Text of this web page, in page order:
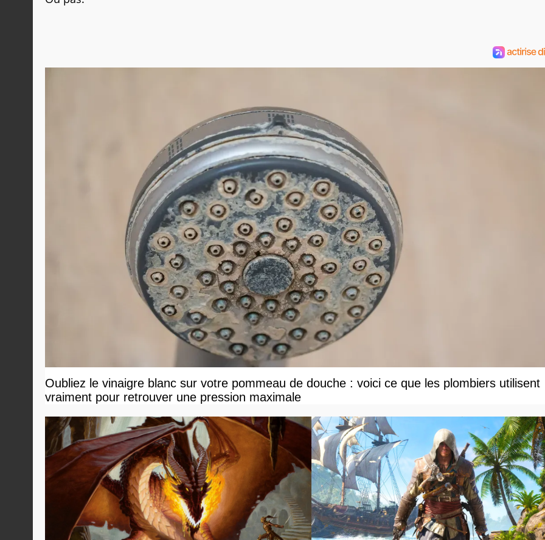
Oubliez le vinaigre blanc sur votre pommeau de douche : voici ce que les plombiers utilisent
vraiment pour retrouver une pression maximale